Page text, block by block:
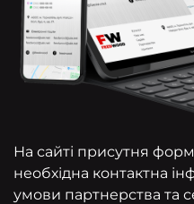
На сайті присутня
необхідна контактна
умови партнерства та